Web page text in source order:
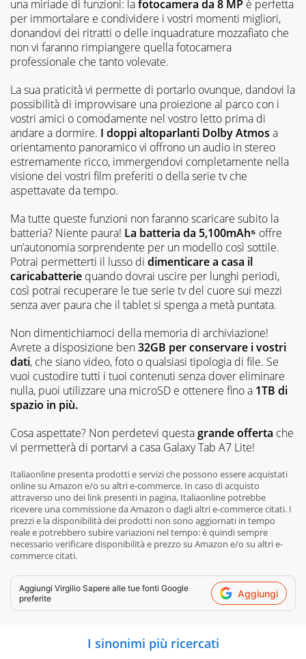
una miriade di funzioni: lafotocamera da 8 MP è perfetta
per immortalare e condividere i vostri momenti migliori,
donandovi dei ritratti o delle inquadrature mozzafiato che
non vi faranno rimpiangere quella fotocamera
professionale che tanto volevate.
La sua praticità vi permette di portarlo ovunque, dandovi la
possibilità di improvvisare una proiezione al parco con i
vostri amici o comodamente nel vostro letto prima di
andare a dormire. I doppi altoparlanti Dolby Atmos a
orientamento panoramico vi offrono un audio in stereo
estremamente ricco, immergendovi completamente nella
visione dei vostri film preferiti o della serie tv che
aspettavate da tempo.
Ma tutte queste funzioni non faranno scaricare subito la
batteria? Niente paura! La batteria da 5,100mAh⁵ offre
un’autonomia sorprendente per un modello così sottile.
Potrai permetterti il lusso di dimenticare a casa il
caricabatterie quando dovrai uscire per lunghi periodi,
così potrai recuperare le tue serie tv del cuore sui mezzi
senza aver paura che il tablet si spenga a metà puntata.
Non dimentichiamoci della memoria di archiviazione!
Avrete a disposizione ben32GB per conservare i vostri
dati, che siano video, foto o qualsiasi tipologia di file. Se
vuoi custodire tutti i tuoi contenuti senza dover eliminare
nulla, puoi utilizzare una microSD e ottenere fino a 1TB di
spazio in più.
Cosa aspettate? Non perdetevi questagrande offerta che
vi permetterà di portarvi a casa Galaxy Tab A7 Lite!
Italiaonline presenta prodotti e servizi che possono essere acquistati
online su Amazon e/o su altri e-commerce. In caso di acquisto
attraverso uno dei link presenti in pagina, Italiaonline potrebbe
ricevere una commissione da Amazon o dagli altri e-commerce citati. I
prezzi e la disponibilità dei prodotti non sono aggiornati in tempo
reale e potrebbero subire variazioni nel tempo: è quindi sempre
necessario verificare disponibilità e prezzo su Amazon e/o su altri e-
commerce citati.
Aggiungi Virgilio Sapere alle tue fonti Google
preferite
Aggiungi
I sinonimi più ricercati